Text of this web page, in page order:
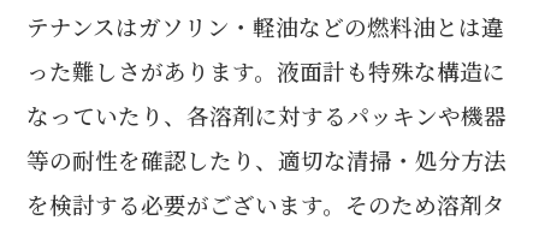
テナンスはガソリン・軽油などの燃料油とは違
った難しさがあります。液面計も特殊な構造に
なっていたり、各溶剤に対するパッキンや機器
等の耐性を確認したり、適切な清掃・処分方法
を検討する必要がございます。そのため溶剤タ